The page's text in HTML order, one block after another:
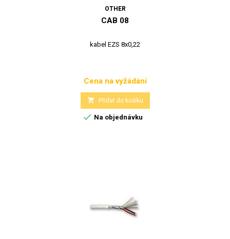
OTHER
CAB 08
kabel EZS 8x0,22
Cena
Cena na vyžádání
 Přidat do košíku
 Na objednávku